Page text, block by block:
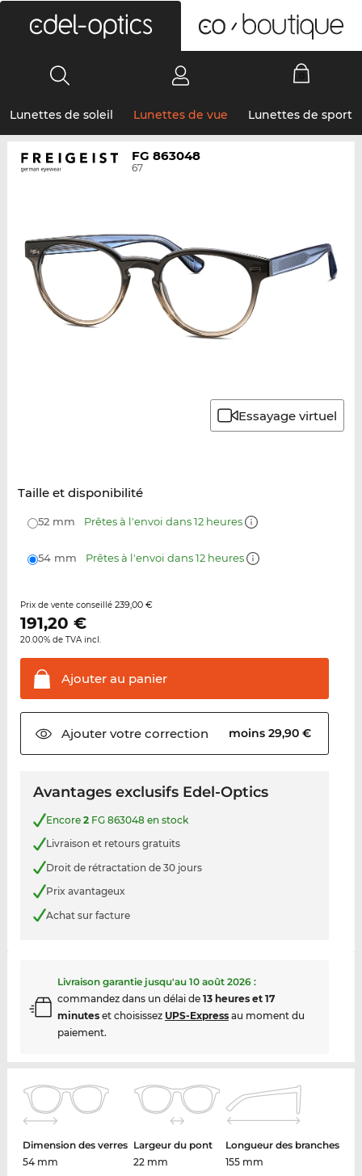
Lunettes de soleil Lunettes de vue Lunettes de sport
FG 863048
67
Essayage virtuel
Taille et disponibilité
52 mm Prêtes à l'envoi dans 12 heures
54 mm Prêtes à l'envoi dans 12 heures
Prix de vente conseillé 239,00 €
191,20 €
20.00% de TVA incl.
Ajouter au panier
Ajouter votrecorrection moins 29,90 €
Avantages exclusifs Edel-Optics
Encore 2FG 863048 en stock
Livraison et retours gratuits
Droit de rétractation de 30 jours
Prix avantageux
Achat sur facture
Livraison garantie jusqu'au 10 août 2026:
commandez dans un délai de 13 heures et 17
minuteset choisissez UPS-Expressau moment du
paiement.
Dimension des verres
54 mm
Largeur du pont
22 mm
Longueur des branches
155 mm